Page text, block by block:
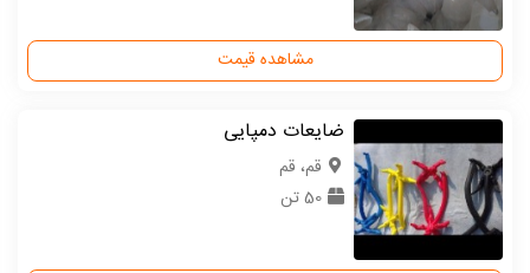
مشاهده قیمت
ضایعات دمپایی
قم، قم
50 تن